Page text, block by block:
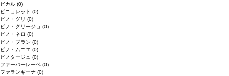
ビカル (0)
ピニョレット (0)
ピノ・グリ (0)
ピノ・グリージョ (0)
ピノ・ネロ (0)
ピノ・ブラン (0)
ピノ・ムニエ (0)
ピノタージュ (0)
ファーバーレーベ (0)
ファランギーナ (0)